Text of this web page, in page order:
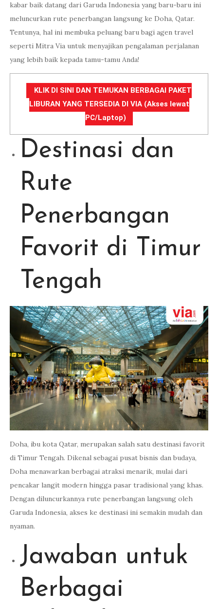
kabar baik datang dari Garuda Indonesia yang baru-baru ini
meluncurkan rute penerbangan langsung ke Doha, Qatar.
Tentunya, hal ini membuka peluang baru bagi agen travel
seperti Mitra Via untuk menyajikan pengalaman perjalanan
yang lebih baik kepada tamu-tamu Anda!
KLIK DI SINI DAN TEMUKAN BERBAGAI PAKET
LIBURAN YANG TERSEDIA DI VIA (Akses lewat
PC/Laptop)
Destinasi dan
Rute
Penerbangan
Favorit di Timur
Tengah
Doha, ibu kota Qatar, merupakan salah satu destinasi favorit
di Timur Tengah. Dikenal sebagai pusat bisnis dan budaya,
Doha menawarkan berbagai atraksi menarik, mulai dari
pencakar langit modern hingga pasar tradisional yang khas.
Dengan diluncurkannya rute penerbangan langsung oleh
Garuda Indonesia, akses ke destinasi ini semakin mudah dan
nyaman.
Jawaban untuk
Berbagai